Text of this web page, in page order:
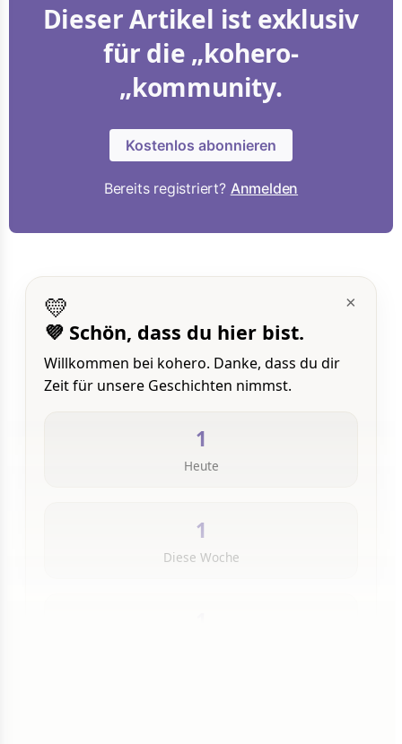
Dieser Artikel ist exklusiv
für die „kohero-
„kommunity.
Kostenlos abonnieren
Bereits registriert? Anmelden
×
💛
💜 Schön, dass du hier bist.
Willkommen bei kohero. Danke, dass du dir
Zeit für unsere Geschichten nimmst.
1
Heute
1
Diese Woche